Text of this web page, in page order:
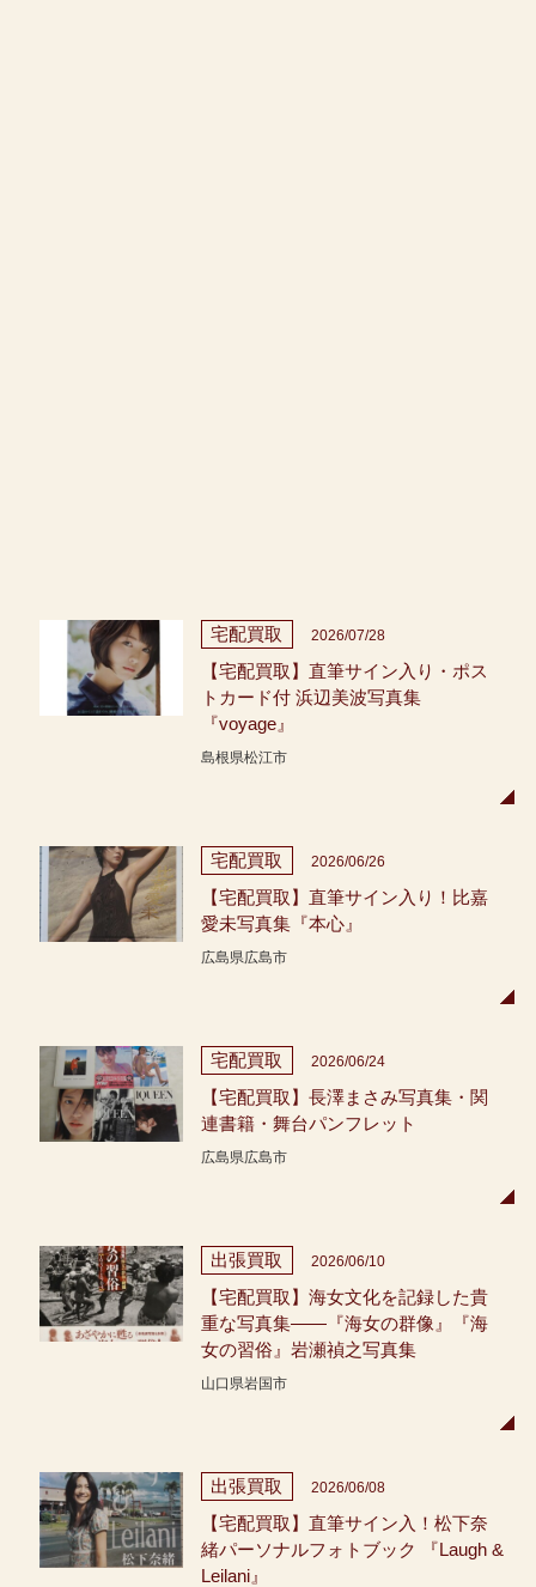
宅配買取 2026/07/28
【宅配買取】直筆サイン入り・ポス
トカード付 浜辺美波写真集
『voyage』
島根県松江市
宅配買取 2026/06/26
【宅配買取】直筆サイン入り！比嘉
愛未写真集『本心』
広島県広島市
宅配買取 2026/06/24
【宅配買取】長澤まさみ写真集・関
連書籍・舞台パンフレット
広島県広島市
出張買取 2026/06/10
【宅配買取】海女文化を記録した貴
重な写真集――『海女の群像』『海
女の習俗』岩瀬禎之写真集
山口県岩国市
出張買取 2026/06/08
【宅配買取】直筆サイン入！松下奈
緒パーソナルフォトブック 『Laugh &
Leilani』